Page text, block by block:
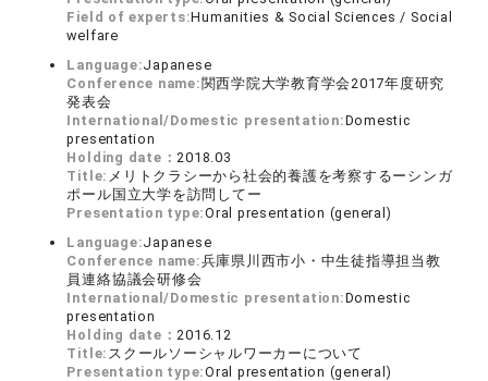
Field of experts:Humanities & Social Sciences / Social
welfare
Language:Japanese
Conference name: 関西学院大学教育学会2017年度研究
発表会
International/Domestic presentation:Domestic
presentation
Holding date： 2018.03
Title: メリトクラシーから社会的養護を考察するーシンガ
ポール国立大学を訪問してー
Presentation type:Oral presentation (general)
Language:Japanese
Conference name:兵庫県川西市小・中生徒指導担当教
員連絡協議会研修会
International/Domestic presentation:Domestic
presentation
Holding date： 2016.12
Title: スクールソーシャルワーカーについて
Presentation type:Oral presentation (general)